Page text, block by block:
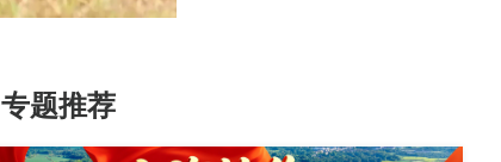
专题推荐